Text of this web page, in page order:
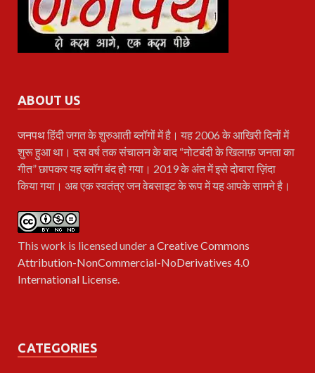
ABOUT US
जनपथहिंदी जगत के शुरुआती ब्लॉगों में है। यह 2006 के आखिरी दिनों में
शुरू हुआ था। दस वर्ष तक संचालन के बाद “नोटबंदी के खिलाफ़ जनता का
गीत” छापकर यह ब्लॉग बंद हो गया। 2019 के अंत में इसे दोबारा ज़िंदा
किया गया। अब एक स्वतंत्र जन वेबसाइट के रूप में यह आपके सामने है।
This work is licensed under aCreative Commons
Attribution-NonCommercial-NoDerivatives 4.0
International License
CATEGORIES